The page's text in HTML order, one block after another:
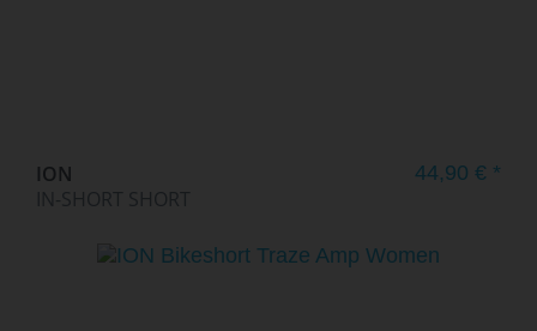
ION
IN-SHORT SHORT
44,90 € *